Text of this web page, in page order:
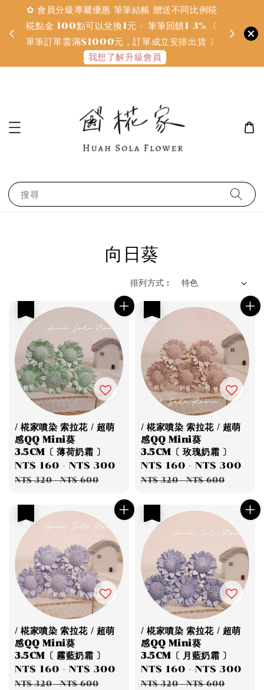
✿ 會員分級專屬優惠 筆筆結帳 贈送不同比例椛
椛點金 100點可以兌換1元 = 筆筆回饋1-3% 〔
單筆訂單需滿$1000元，訂單成立安排出貨 〕
我想了解升級會員
搜尋
向日葵
排列方式 :
/ 椛家噴染 索拉花 / 超萌
感QQ Mini葵
3.5CM〔 薄荷奶霜 〕
Sale
price
NT$ 160 -NT$ 300
Regular
price
NT$ 320-NT$ 600
/ 椛家噴染 索拉花 / 超萌
感QQ Mini葵
3.5CM〔 玫瑰奶霜 〕
Sale
price
NT$ 160 -NT$ 300
NT$ 320-NT$ 600
/ 椛家噴染 索拉花 / 超萌
感QQ Mini葵
3.5CM〔 霧藍奶霜 〕
Sale
price
NT$ 160 -NT$ 300
Regular
price
NT$ 320-NT$ 600
/ 椛家噴染 索拉花 / 超萌
感QQ Mini葵
3.5CM〔 月藍奶霜 〕
Sale
price
NT$ 160 -NT$ 300
NT$ 320-NT$ 600